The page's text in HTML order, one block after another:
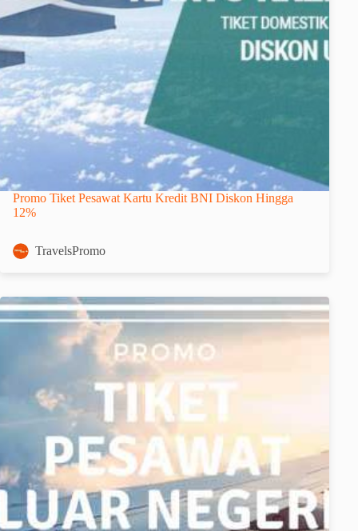
Promo Tiket Pesawat Kartu Kredit BNI Diskon Hingga
12%
TravelsPromo